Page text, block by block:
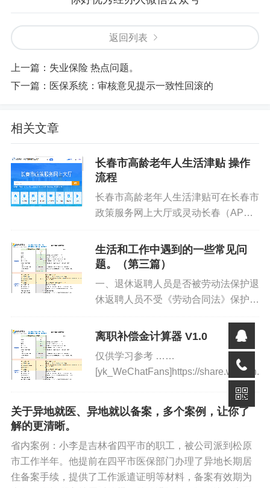
返回列表
上一篇： 失业保险 热点问题。
下一篇： 医保系统：审核意见提示一致性回滚的
相关文章
长春市高龄老年人生活津贴 操作
流程
长春市高龄老年人生活津贴可在长春市
政策服务网上大厅或灵动长春（APP
骤如下：一、政策直达入口1．WEB
端：长春市政策服务网上大厅 长春市
生活和工作中遇到的一些常见问
题。（第三篇）
一、退休返聘人员是否被劳动法保护退
休返聘人员不受《劳动合同法》保护，
劳动合同时，劳动者必须具备法定的资
行为能力，是符合法律要件的劳动...
离职补偿金计算器 V1.0
仅供学习参考 ……
[yk_WeChatFans]https://
关于异地就医、异地就以备案，多个案例，让你了
解的更清晰。
省内案例：小李是吉林省四平市的职工，被公司派到松原
市工作半年。他提前在四平市医保部门办理了异地长期居
住备案手续，提供了工作派遣证明等材料，备案有效期为